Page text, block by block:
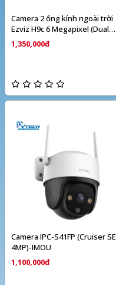
Camera 2 ống kính ngoài trời
Ezviz H9c 6 Megapixel (Dual
camera)
1,350,000đ
Camera IPC-S41FP (Cruiser SE
4MP)-IMOU
1,100,000đ